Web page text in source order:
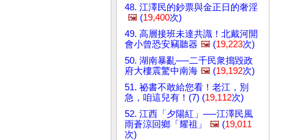
48. 江澤民的鈔票與金正日的奢淫
🖼️ (19,400次)
49. 高層接班未達共識！北戴河開
會小曾恐安竊聽器 🖼️ (19,223次)
50. 湖南暴亂──二千民衆搗毀政
府大樓震驚中南海 🖼️ (19,192次)
51. 祕書不敢給您看！老江，別
急，咱這兒有！(7) (19,112次)
52. 江西「夕陽紅」──江澤民風
雨蒼涼回鄉「耀祖」
🖼️ (19,011
次)